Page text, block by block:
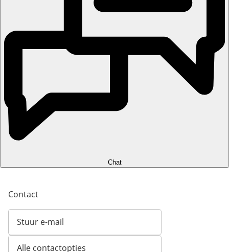
Chat
Contact
Stuur e-mail
Opent e-mailclient
Alle contactopties